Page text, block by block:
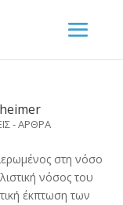
- ΑΡΘΡΑ
στη νόσο
νόσος του
έκπτωση των